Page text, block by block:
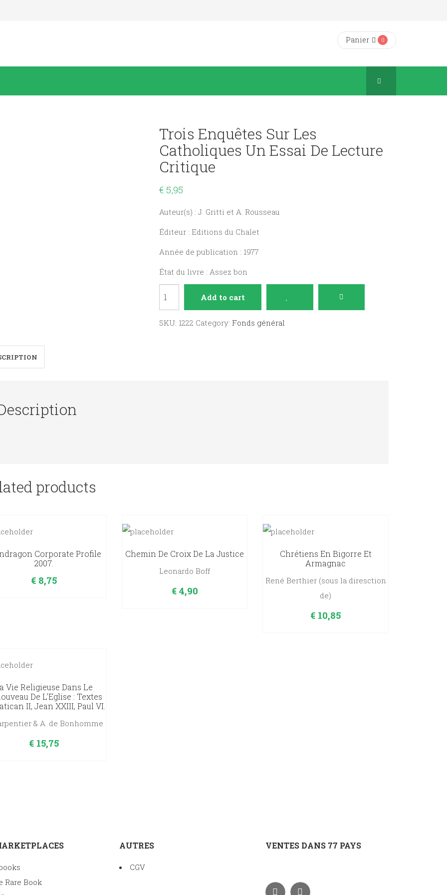
Panier 0
Trois Enquêtes Sur Les
Catholiques Un Essai De Lecture
Critique
€ 5,95
Auteur(s) : J. Gritti et A. Rousseau
Éditeur : Editions du Chalet
Année de publication : 1977
État du livre : Assez bon
sur
Add to cart
SKU: 1222 Category: Fonds général
products
Corporate Profile
2007.
€8,75
Chemin De Croix De La Justice
Leonardo Boff
€4,90
Chrétiens En Bigorre Et
Armagnac
René Berthier (sous la diresction
de)
€ 10,85
Vie Religieuse Dans Le
De L’Eglise : Textes
II, Jean XXIII, Paul VI.
& A. de Bonhomme
€15,75
Rare Book
AUTRES
CGV
VENTES DANS 77 PAYS